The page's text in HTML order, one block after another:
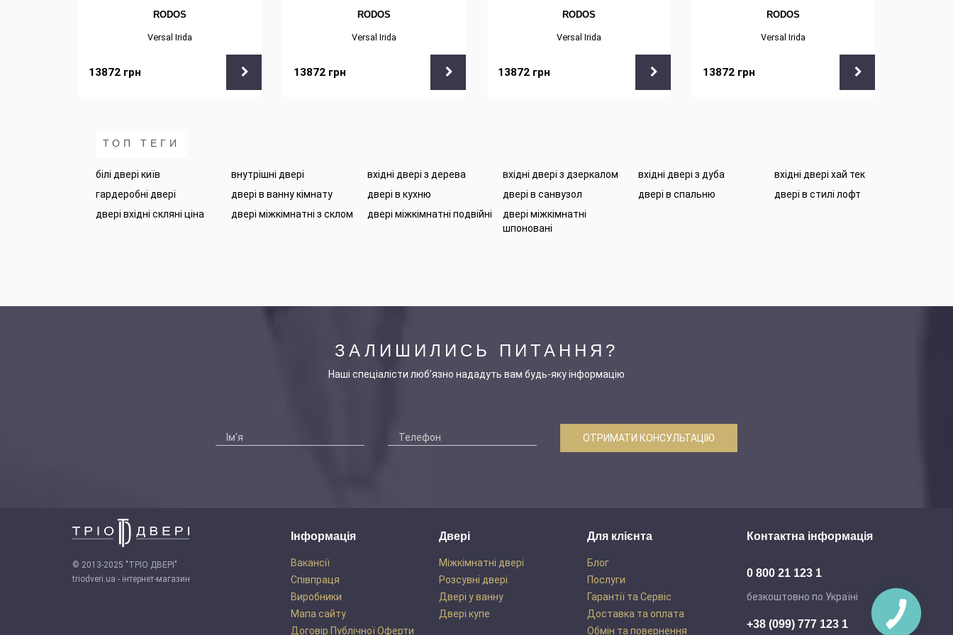
RODOS
Versal Irida
13872 грн
RODOS
Versal Irida
13872 грн
RODOS
Versal Irida
13872 грн
RODOS
Versal Irida
13872 грн
ТОП ТЕГИ
білі двері київ внутрішні двері вхідні двері з дерева вхідні двері з дзеркалом вхідні двері з дуба
вхідні двері хай тек
гардеробні двері
двері в ванну кімнату двері в кухню двері в санвузол двері в спальню
двері в стилі лофт
двері вхідні скляні ціна
двері міжкімнатні з склом двері міжкімнатні подвійні
двері міжкімнатні
шпоновані
ЗАЛИШИЛИСЬ ПИТАННЯ?
Наші спеціалісти люб’язно нададуть вам будь-яку інформацію
ОТРИМАТИ КОНСУЛЬТАЦІЮ
© 2013-2025 "ТРІО ДВЕРІ"
triodveri.ua - інтернет-магазин
Інформація
Вакансії
Співпраця
Виробники
Мапа сайту
Договір Публічної Оферти
Двері
Міжкімнатні двері
Розсувні двері
Двері у ванну
Двері купе
Для клієнта
Блог
Послуги
Гарантії та Сервіс
Доставка та оплата
Обмін та повернення
Контактна інформація
0 800 21 123 1
безкоштовно по Україні
+38 (099) 777 123 1